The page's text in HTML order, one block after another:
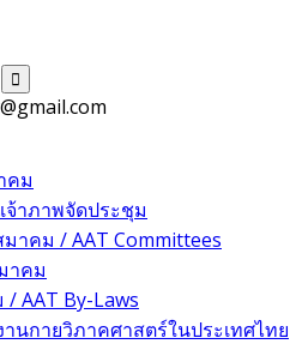
คม
จ้าภาพจัดประชุม
าคม / AAT Committees
าคม
AAT By-Laws
นกายวิภาคศาสตร์ในประเทศไทย